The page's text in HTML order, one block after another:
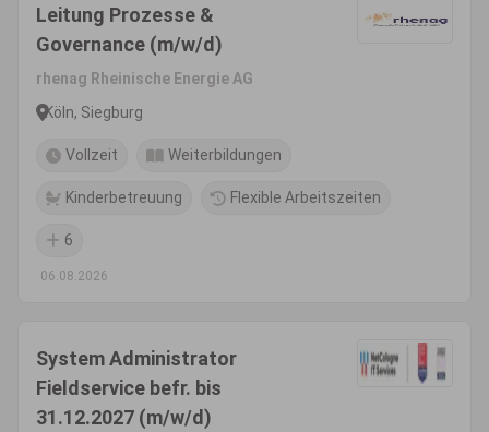
Leitung Prozesse &
Governance (m/w/d)
rhenag Rheinische Energie AG
Köln, Siegburg
Vollzeit Weiterbildungen
Kinderbetreuung Flexible Arbeitszeiten
6
06.08.2026
System Administrator
Fieldservice befr. bis
31.12.2027 (m/w/d)